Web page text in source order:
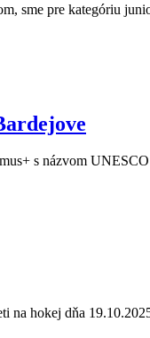
sme pre kategóriu
s názvom
hokej dňa